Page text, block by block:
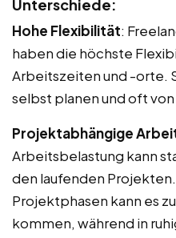
Unterschiede:
Hohe Flexibilität:
haben die höchste
Arbeitszeiten und -orte.
selbst planen und oft
Projektabhängige
Arbeitsbelastung kann
den laufenden
Projektphasen kann es
kommen, während in